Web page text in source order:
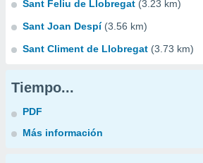
Sant Feliu de Llobregat (3.23 km)
Sant Joan Despí (3.56 km)
Sant Climent de Llobregat (3.73 km)
Tiempo...
PDF
Más información